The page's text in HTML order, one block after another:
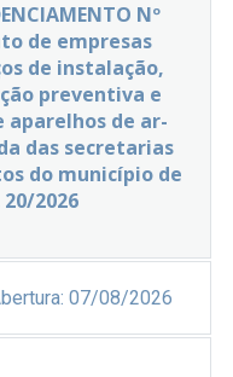
Nº
de empresas
de instalação,
preventiva e
aparelhos de ar-
das secretarias
do município de
2026
07/08/2026